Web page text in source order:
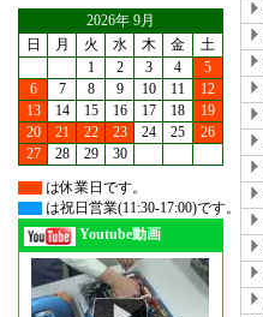
2026年 9月
日
月 火 水 木 金
土
1
2 3 4
5
6
7 8 9 10 11
12
13
14 15 16 17 18
19
20
21 22 23 24 25
26
27
28 29
30
は休業日です。
は祝日営業(11:30-17:00)です。
Youtube動画